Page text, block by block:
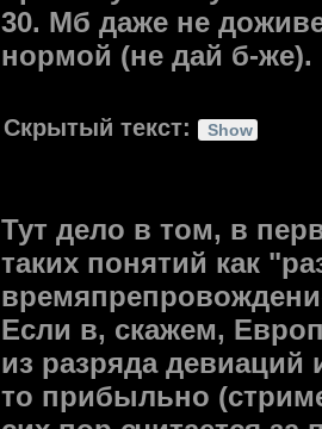
30. Мб даже не
нормой (не дай б-же).
Скрытый текст:
Тут дело в том, в
таких понятий как
Если в, скажем,
из разряда девиаций
то прибыльно